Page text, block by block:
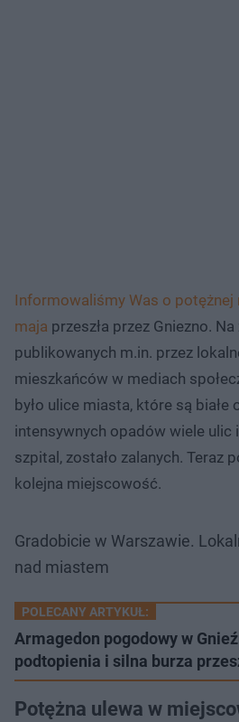
Informowaliśmy Was o potężnej
maja przeszła przez Gniezno.
publikowanych m.in. przez
mieszkańców w mediach
było ulice miasta, które są białe
intensywnych opadów wiele ulic
szpital, zostało zalanych. Teraz
kolejna miejscowość.
Gradobicie w Warszawie.
nad miastem
POLECANY ARTYKUŁ:
Armagedon pogodowy w
podtopienia i silna burza
Potężna ulewa w